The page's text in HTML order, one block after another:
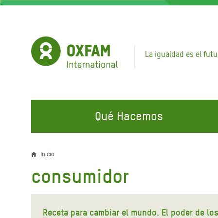
Pasar
La igualdad es el
Qué Hacemos
EN QUÉ TRABAJAMOS
Agua y Servicios de
Saneamiento
ÚNETE A NUESTRAS CAMPAÑAS
Climate Justice
Hands Off Our Spaces
Únete a Nuestra Comunidad para
enlaces
Inicio
consumidor
Receta para cambiar el mundo. El poder de